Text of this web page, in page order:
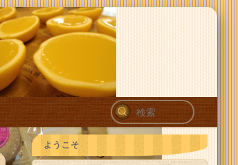
検
索
ようこそ